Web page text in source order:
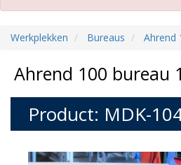
Werkplekken Bureaus Ahrend
Ahrend 100 bureau
Product: MDK-